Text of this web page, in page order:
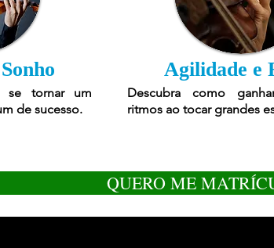
se tornar um
de sucesso.
Agilidade e
Descubra como
ritmos ao tocar grandes
QUERO ME